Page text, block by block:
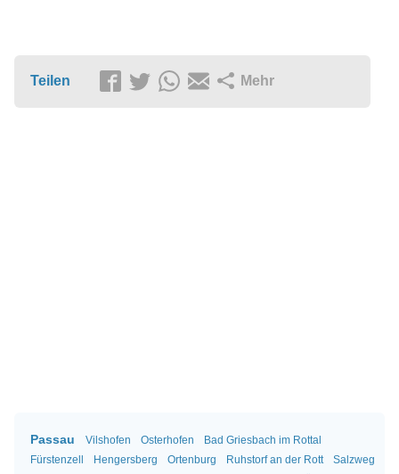
Teilen Mehr
Passau Vilshofen Osterhofen
Bad Griesbach im Rottal
Fürstenzell
Hengersberg Ortenburg Ruhstorf an der Rott
Salzweg